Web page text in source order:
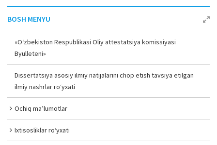
BOSH MENYU
«O‘zbekiston Respublikasi Oliy attestatsiya komissiyasi
Byulleteni»
Dissertatsiya asosiy ilmiy natijalarini chop etish tavsiya etilgan
ilmiy nashrlar ro‘yxati
Ochiq ma’lumotlar
Ixtisosliklar ro‘yxati